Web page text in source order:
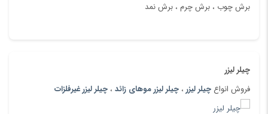
برش چوب ، برش چرم ، برش نمد
چیلر لیزر
فروش انواع چیلر لیزر ، چیلر لیزر موهای زائد ، چیلر لیزر غیرفلزات